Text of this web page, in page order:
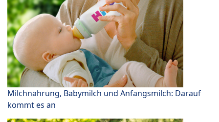
Milchnahrung, Babymilch und Anfangsmilch: Darauf
kommt es an